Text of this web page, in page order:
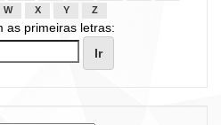
W X Y Z
as primeiras letras: